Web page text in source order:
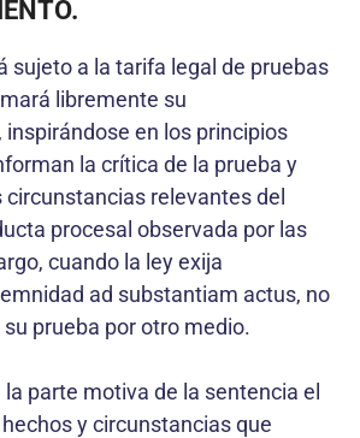
sujeto a la tarifa legal de pruebas
libremente su
en los principios
la crítica de la prueba y
relevantes del
procesal observada por las
cuando la ley exija
ad substantiam actus, no
prueba por otro medio.
la parte motiva de la sentencia el
y circunstancias que